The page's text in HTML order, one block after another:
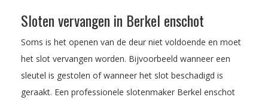
Sloten vervangen in Berkel enschot
Soms is het openen van de deur niet voldoende en moet
het slot vervangen worden. Bijvoorbeeld wanneer een
sleutel is gestolen of wanneer het slot beschadigd is
geraakt. Een professionele slotenmaker Berkel enschot